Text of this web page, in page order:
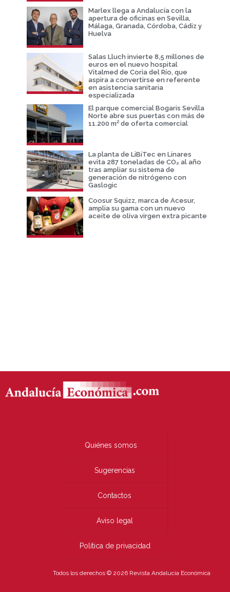
Marlex llega a Andalucía con la
apertura de oficinas en Sevilla,
Málaga, Granada, Córdoba, Cádiz y
Huelva
Salas Lluch invierte 8,5 millones de
euros en el nuevo hospital
Vitalmed de Coria del Río, que
aspira a convertirse en referente
en asistencia sanitaria
especializada
El parque comercial Bogaris Sevilla
Norte abre sus puertas con más de
11.200 m² de oferta comercial
La planta de LiBiTec en Linares
evita 287 toneladas de CO₂ al año
tras ampliar su sistema de
generación de nitrógeno con
Gaslogic
Coosur Squizz, marca de Acesur,
amplia su gama con un nuevo
aceite de oliva virgen extra picante
Quiénes somos
Sugerencias
Contactos
Aviso legal
Política de privacidad
Todos los derechos © 2026 Revista Andalucía Económica